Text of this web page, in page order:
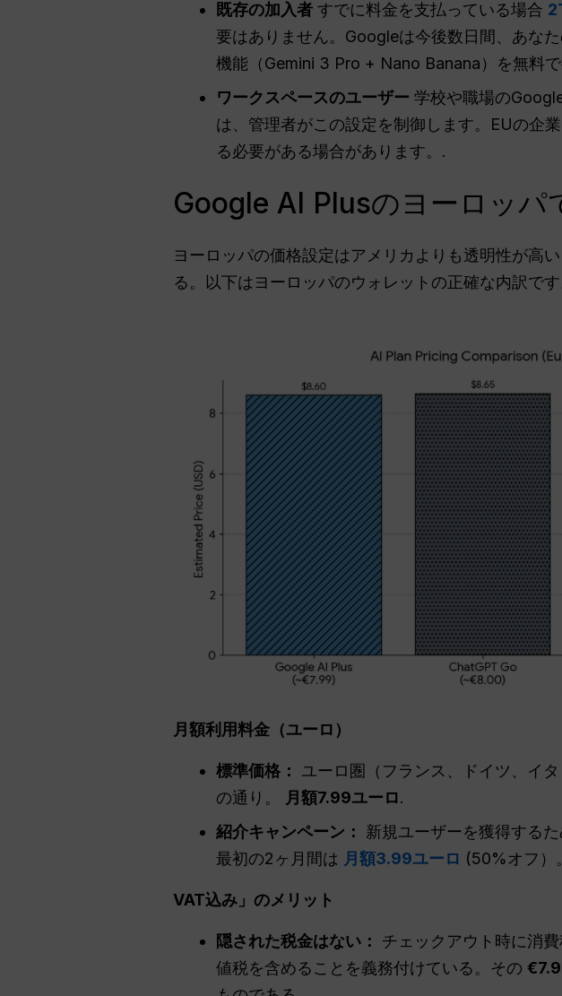
既存の加入者 すでに料金を支払っている場合
要はありません。Googleは今後数日間、あな
機能（Gemini 3 Pro + Nano Banana）を無料
ワークスペースのユーザー 学校や職場の
は、管理者がこの設定を制御します。EUの企
る必要がある場合があります。.
Google AI Plusのヨーロッパ
ヨーロッパの価格設定はアメリカよりも透明性が高
る。以下はヨーロッパのウォレットの正確な内訳です
月額利用料金（ユーロ）
標準価格：
ユーロ圏（フランス、ドイツ、イ
の通り。 月額7.99ユーロ.
紹介キャンペーン：
新規ユーザーを獲得する
最初の2ヶ月間は 月額3.99ユーロ (50%オフ）
VAT込み」のメリット
隠された税金はない：
チェックアウト時に消
値税を含めることを義務付けている。その